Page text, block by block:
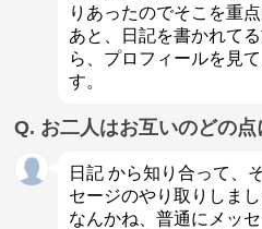
りあったのでそこを重
あと、日記を書かれて
ら、プロフィールを見
す。
Q. お二人はお互いのどの点
日記 から知り合って、
セージのやり取りしまし
なんかね、普通にメッ